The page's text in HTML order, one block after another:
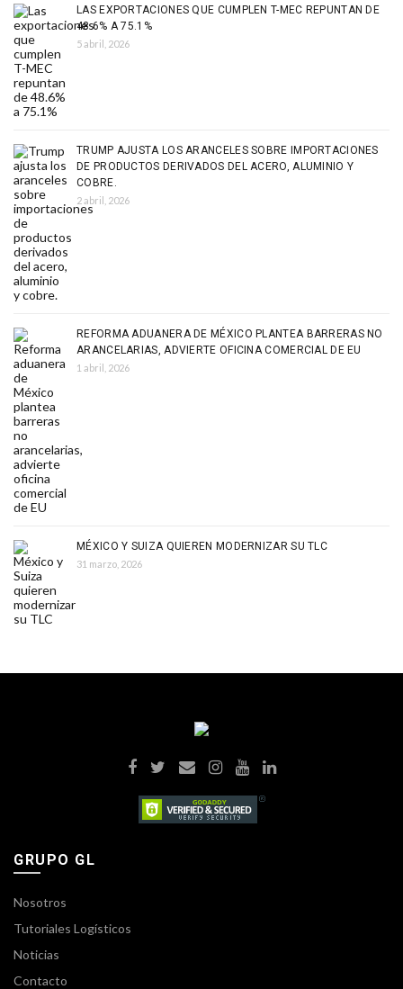
LAS EXPORTACIONES QUE CUMPLEN T-MEC REPUNTAN DE
48.6% A 75.1%
5 abril, 2026
TRUMP AJUSTA LOS ARANCELES SOBRE IMPORTACIONES
DE PRODUCTOS DERIVADOS DEL ACERO, ALUMINIO Y
COBRE.
2 abril, 2026
REFORMA ADUANERA DE MÉXICO PLANTEA BARRERAS NO
ARANCELARIAS, ADVIERTE OFICINA COMERCIAL DE EU
1 abril, 2026
MÉXICO Y SUIZA QUIEREN MODERNIZAR SU TLC
31 marzo, 2026
GRUPO GL
Nosotros
Tutoriales Logísticos
Noticias
Contacto